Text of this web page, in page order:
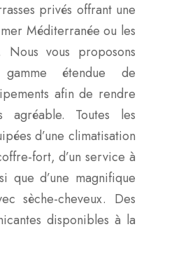
privés offrant une
Méditerranée ou les
Nous vous proposons
étendue de
afin de rendre
agréable. Toutes les
d’une climatisation
fort, d’un service à
que d’une magnifique
sèche-cheveux. Des
disponibles à la